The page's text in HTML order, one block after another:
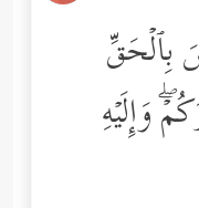
بِٱلۡحَقِّ
وَإِلَیۡهِ